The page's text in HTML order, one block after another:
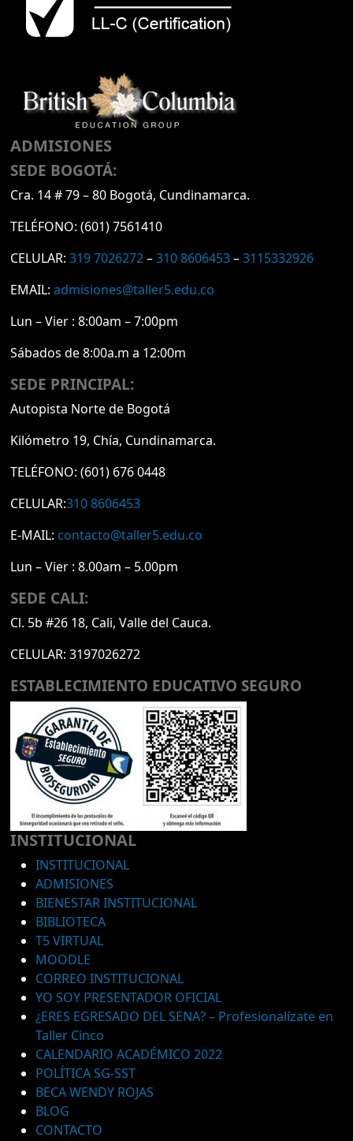
ADMISIONES
SEDE BOGOTÁ:
Cra. 14 # 79 – 80 Bogotá, Cundinamarca.
TELÉFONO:(601) 7561410
CELULAR:319 7026272–310 8606453–3115332926
EMAIL:admisiones@taller5.edu.co
Lun – Vier : 8:00am – 7:00pm
Sábados de 8:00a.m a 12:00m
SEDE PRINCIPAL:
Autopista Norte de Bogotá
Kilómetro 19, Chía, Cundinamarca.
TELÉFONO: (601) 676 0448
CELULAR:310 8606453
E-MAIL: contacto@taller5.edu.co
Lun – Vier : 8.00am – 5.00pm
SEDE CALI:
Cl. 5b #26 18, Cali, Valle del Cauca.
CELULAR:3197026272
ESTABLECIMIENTO EDUCATIVO SEGURO
INSTITUCIONAL
INSTITUCIONAL
ADMISIONES
BIENESTAR INSTITUCIONAL
BIBLIOTECA
T5 VIRTUAL
MOODLE
CORREO INSTITUCIONAL
YO SOY PRESENTADOR OFICIAL
¿ERES EGRESADO DEL SENA? – Profesionalízate en
Taller Cinco
CALENDARIO ACADÉMICO 2022
POLÍTICA SG-SST
BECA WENDY ROJAS
BLOG
CONTACTO